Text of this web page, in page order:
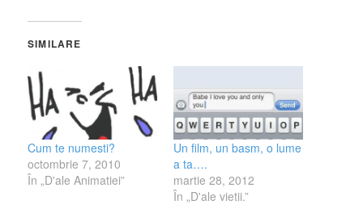
SIMILARE
Cum te numesti?
octombrie 7, 2010
În „D'ale Animatiei”
Un film, un basm, o lume
a ta….
martie 28, 2012
În „D'ale vietii.”